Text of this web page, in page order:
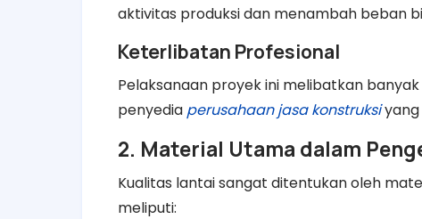
aktivitas produksi dan menambah beban
Keterlibatan Profesional
Pelaksanaan proyek ini melibatkan
penyedia perusahaan jasa konstruksiyang
2. Material Utama dalam
Kualitas lantai sangat ditentukan oleh
meliputi: